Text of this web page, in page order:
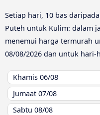
Setiap hari, 10 bas
Puteh untuk Kulim: dalam
menemui harga termurah
08/08/2026 dan untuk hari-
Khamis 06/08
Jumaat 07/08
Sabtu 08/08